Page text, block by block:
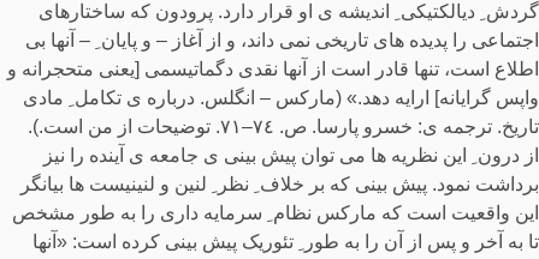
گردش ِ دیالکتیکی ِ اندیشه ی او قرار دارد. پرودون که ساختارهای
اجتماعی را پدیده های تاریخی نمی داند، و از آغاز – و پایان ِ – آنها بی
اطلاع است، تنها قادر است از آنها نقدی دگماتیسمی [یعنی متحجرانه و
واپس گرایانه] ارایه دهد.» (مارکس – انگلس. درباره ی تکامل ِ مادی
تاریخ. ترجمه ی: خسرو پارسا. ص. ٧٤–٧١. توضیحات از من است.).
از درون ِ این نظریه ها می توان پیش بینی ی جامعه ی آینده را نیز
برداشت نمود. پیش بینی که بر خلاف ِ نظر ِ لنین و لنینیست ها بیانگر
این واقعیت است که مارکس نظام ِ سرمایه داری را به طور مشخص
تا به آخر و پس از آن را به طور ِ تئوریک پیش بینی کرده است: «آنها